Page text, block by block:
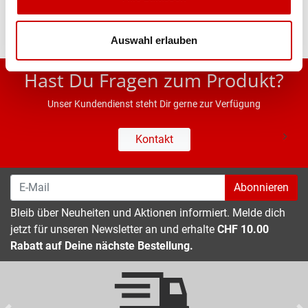
Auswahl erlauben
* UVP des Herstellers; Alle Preisangaben inkl. MwSt.
Hast Du Fragen zum Produkt?
Unser Kundendienst steht Dir gerne zur Verfügung
Kontakt
Abonnieren
Bleib über Neuheiten und Aktionen informiert. Melde dich
jetzt für unseren Newsletter an und erhalte CHF 10.00
Rabatt auf Deine nächste Bestellung.